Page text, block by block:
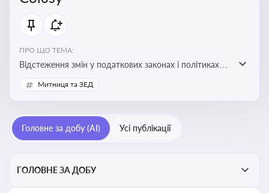
ПРО ЩО ТЕМА:
Відстеження змін у податкових законах і політиках
країн ЄС. Моніторинг кейсів, що впливають на бізнес-
процеси та фінансову звітність
Митниця та ЗЕД
Головне за добу (AI) Усі публікації
ГОЛОВНЕ ЗА ДОБУ